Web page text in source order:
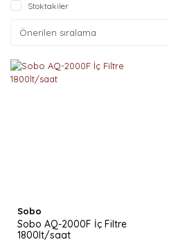
Stoktakiler
Sobo
Sobo AQ-2000F İç Filtre
1800lt/saat